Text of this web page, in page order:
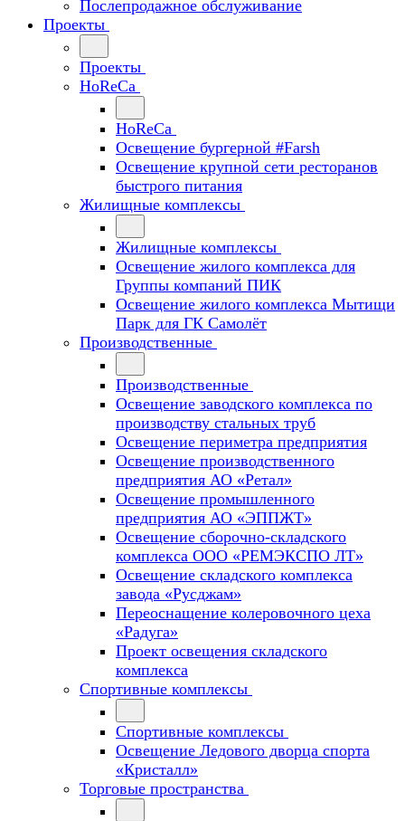
Послепродажное обслуживание
Проекты
Проекты
HoReCa
HoReCa
Освещение бургерной #Farsh
Освещение крупной сети ресторанов
быстрого питания
Жилищные комплексы
Жилищные комплексы
Освещение жилого комплекса для
Группы компаний ПИК
Освещение жилого комплекса Мытищи
Парк для ГК Самолёт
Производственные
Производственные
Освещение заводского комплекса по
производству стальных труб
Освещение периметра предприятия
Освещение производственного
предприятия АО «Ретал»
Освещение промышленного
предприятия АО «ЭППЖТ»
Освещение сборочно-складского
комплекса ООО «РЕМЭКСПО ЛТ»
Освещение складского комплекса
завода «Русджам»
Переоснащение колеровочного цеха
«Радуга»
Проект освещения складского
комплекса
Спортивные комплексы
Спортивные комплексы
Освещение Ледового дворца спорта
«Кристалл»
Торговые пространства